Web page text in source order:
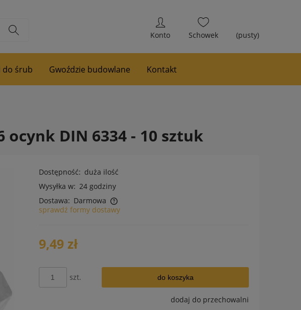
(pusty)
do śrub Gwoździe budowlane Kontakt
ocynk DIN 6334 - 10 sztuk
Dostępność: duża ilość
Wysyłka w: 24 godziny
Dostawa: Darmowa
sprawdź formy dostawy
9,49 zł
szt. do koszyka
dodaj do przechowalni